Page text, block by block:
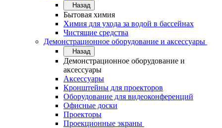
Назад
Бытовая химия
Химия для ухода за водой в бассейнах
Чистящие средства
Демонстрационное оборудование и аксессуары
Назад
Демонстрационное оборудование и
аксессуары
Аксессуары
Кронштейны для проекторов
Оборудование для видеоконференций
Офисные доски
Проекторы
Проекционные экраны